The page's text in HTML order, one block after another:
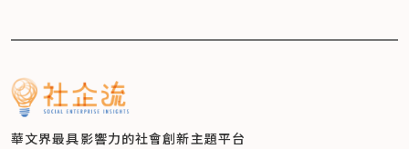
華文界最具影響力的社會創新主題平台